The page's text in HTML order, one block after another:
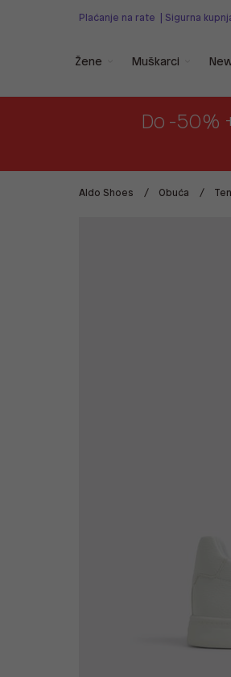
Plaćanje na rate Sigurna
Žene Muškarci
Do -50%
Aldo Shoes Obuća